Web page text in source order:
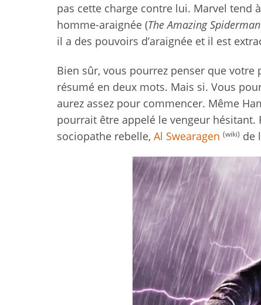
pas cette charge contre lui. Marvel tend
homme-araignée (The Amazing Spiderman
il a des pouvoirs d’araignée et il est
Bien sûr, vous pourrez penser que
résumé en deux mots. Mais si. Vous
aurez assez pour commencer. Même
pourrait être appelé le vengeur hésitant.
sociopathe rebelle, Al Swearagen (wiki) de